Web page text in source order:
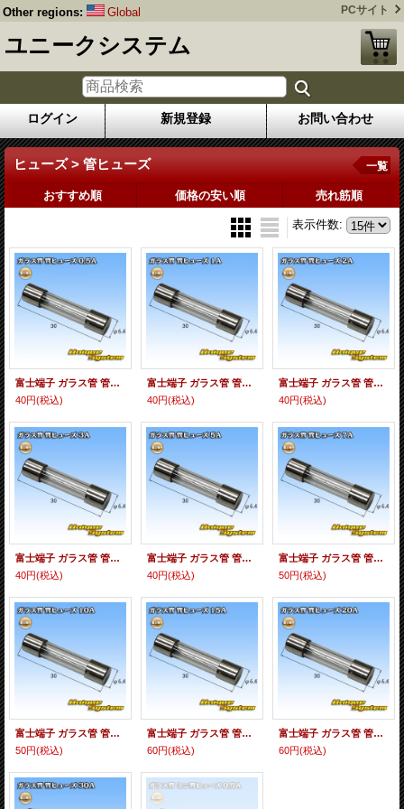
Other regions: Global PCサイト
ユニークシステム
ログイン 新規登録 お問い合わせ
ヒューズ > 管ヒューズ 一覧
おすすめ順 価格の安い順 売れ筋順
表示件数:
富士端子 ガラス管 管ヒューズ 0.5A
40円(税込)
富士端子 ガラス管 管ヒューズ 1A
40円(税込)
富士端子 ガラス管 管ヒューズ 2A
40円(税込)
富士端子 ガラス管 管ヒューズ 3A
40円(税込)
富士端子 ガラス管 管ヒューズ 5A
40円(税込)
富士端子 ガラス管 管ヒューズ 7A
50円(税込)
富士端子 ガラス管 管ヒューズ 10A
50円(税込)
富士端子 ガラス管 管ヒューズ 15A
60円(税込)
富士端子 ガラス管 管ヒューズ 20A
60円(税込)